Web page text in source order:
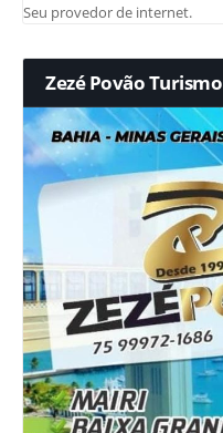
Seu provedor de internet.
Zezé Povão Turismo